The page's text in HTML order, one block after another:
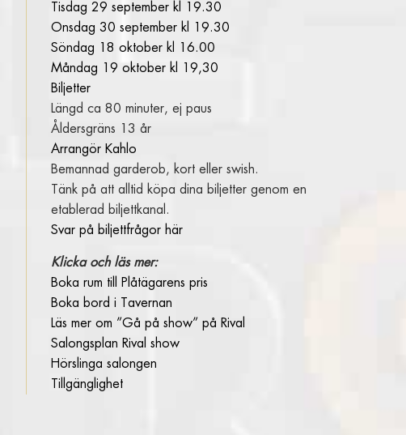
Tisdag 29 september kl 19.30
Onsdag 30 september kl 19.30
Söndag 18 oktober kl 16.00
Måndag 19 oktober kl 19,30
Biljetter
Längd ca 80 minuter, ej paus
Åldersgräns 13 år
Arrangör Kahlo
Bemannad garderob, kort eller swish.
Tänk på att alltid köpa dina biljetter genom en
etablerad biljettkanal.
Svar på biljettfrågor här
Klicka och läs mer:
Boka rum till Plåtägarens pris
Boka bord i Tavernan
Läs mer om ”Gå på show” på Rival
Salongsplan Rival show
Hörslinga salongen
Tillgänglighet